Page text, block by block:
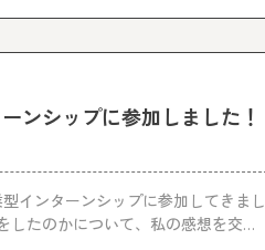
ンシップに参加しました！
インターンシップに参加してきまし
たのかについて、私の感想を交え